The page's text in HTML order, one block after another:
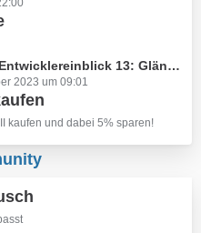
13: Glänzende neue Kamerawerkzeuge
2023 um 09:01
kaufen und dabei 5% sparen!